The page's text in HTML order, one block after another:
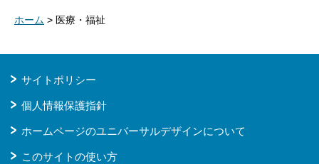
ホーム > 医療・福祉
サイトポリシー
個人情報保護指針
ホームページのユニバーサルデザインについて
このサイトの使い方